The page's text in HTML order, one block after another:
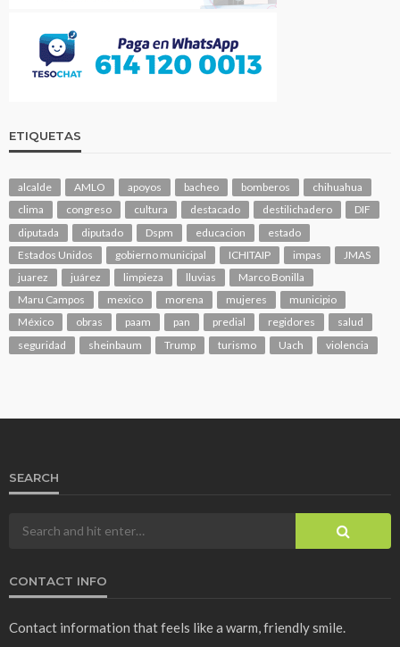
ETIQUETAS
alcalde AMLO apoyos bacheo bomberos
chihuahua
clima
congreso cultura destacado destilichadero
DIF
diputada
diputado Dspm educacion
estado
Estados Unidos
gobierno municipal ICHITAIP impas
JMAS
juarez
juárez limpieza lluvias
Marco Bonilla
Maru Campos
mexico morena mujeres
municipio
México
obras paam pan predial regidores
salud
seguridad
sheinbaum Trump turismo Uach violencia
SEARCH
CONTACT INFO
Contact information that feels like a warm, friendly smile.